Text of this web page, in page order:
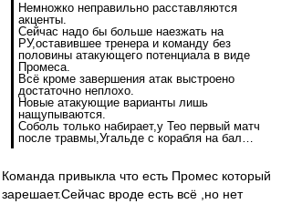
Немножко неправильно расставляются
акценты.
Сейчас надо бы больше наезжать на
РУ,оставившее тренера и команду без
половины атакующего потенциала в виде
Промеса.
Всё кроме завершения атак выстроено
достаточно неплохо.
Новые атакующие варианты лишь
нащупываются.
Соболь только набирает,у Тео первый матч
после травмы,Угальде с корабля на бал…
Команда привыкла что есть Промес который
зарешает.Сейчас вроде есть всё ,но нет